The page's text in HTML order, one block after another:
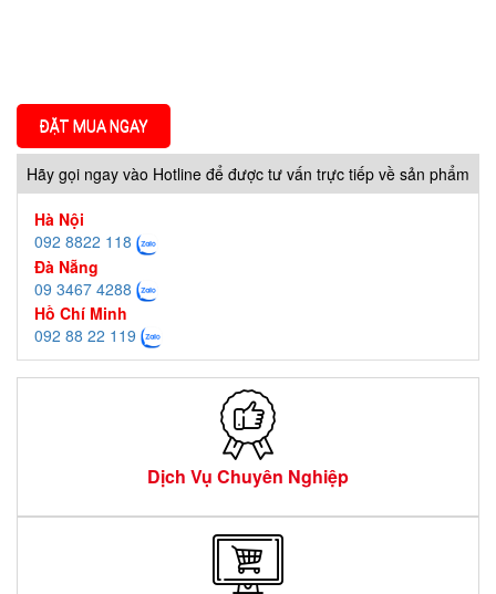
ĐẶT MUA NGAY
Hãy gọi ngay vào Hotline để được tư vấn trực tiếp về sản phẩm
Hà Nội
092 8822 118
Đà Nẵng
09 3467 4288
Hồ Chí Minh
092 88 22 119
Dịch Vụ Chuyên Nghiệp